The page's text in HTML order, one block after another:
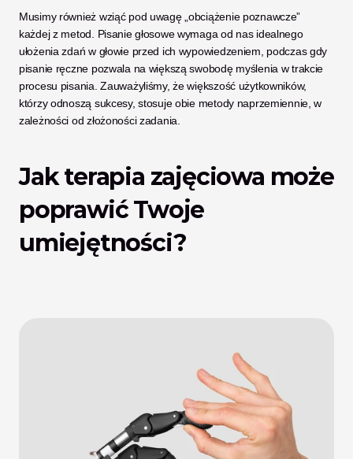
Musimy również wziąć pod uwagę „obciążenie poznawcze”
każdej z metod. Pisanie głosowe wymaga od nas idealnego
ułożenia zdań w głowie przed ich wypowiedzeniem, podczas gdy
pisanie ręczne pozwala na większą swobodę myślenia w trakcie
procesu pisania. Zauważyliśmy, że większość użytkowników,
którzy odnoszą sukcesy, stosuje obie metody naprzemiennie, w
zależności od złożoności zadania.
Jak terapia zajęciowa może
poprawić Twoje
umiejętności?